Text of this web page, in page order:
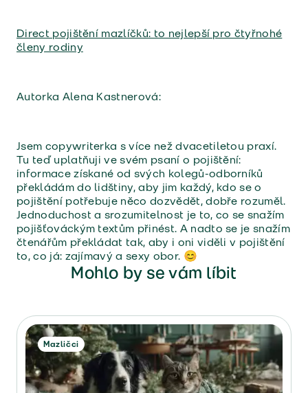
Direct pojištění mazlíčků: to nejlepší pro čtyřnohé
členy rodiny
Autorka Alena Kastnerová:
Jsem copywriterka s více než dvacetiletou praxí.
Tu teď uplatňuji ve svém psaní o pojištění:
informace získané od svých kolegů-odborníků
překládám do lidštiny, aby jim každý, kdo se o
pojištění potřebuje něco dozvědět, dobře rozuměl.
Jednoduchost a srozumitelnost je to, co se snažím
pojišťováckým textům přinést. A nadto se je snažím
čtenářům překládat tak, aby i oni viděli v pojištění
to, co já: zajímavý a sexy obor. 😊
Mohlo by se vám líbit
Mazličci